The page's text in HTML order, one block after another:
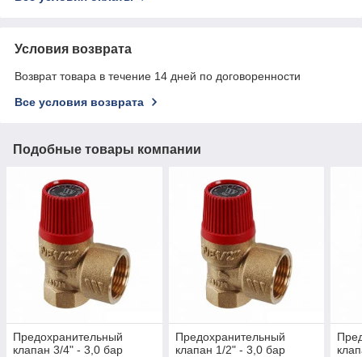
Условия возврата
Возврат товара в течение 14 дней по договоренности
Все условия возврата
Подобные товары компании
Предохранительный
клапан 3/4" - 3,0 бар
Предохранительный
клапан 1/2" - 3,0 бар